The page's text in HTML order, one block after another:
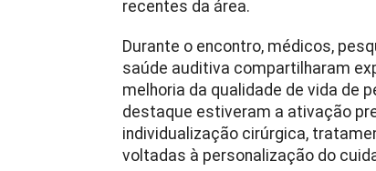
recentes da área.
Durante o encontro, médicos,
saúde auditiva compartilharam
melhoria da qualidade de vida de
destaque estiveram a ativação
individualização cirúrgica,
voltadas à personalização do